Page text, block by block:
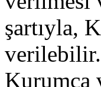
şartıyla,
verilebilir.
Kurumca